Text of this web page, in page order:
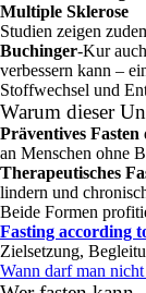
Multiple Sklerose
Studien zeigen
Buchinger‑Kur
verbessern kann –
Stoffwechsel und
Warum dieser
Präventives Fasten
an Menschen ohne
Therapeutisches
lindern und
Beide Formen
Fasting according
Zielsetzung,
Wann darf man nicht